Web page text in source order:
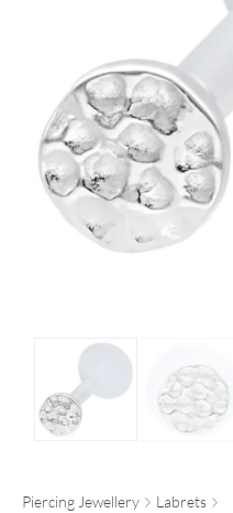
Piercing Jewellery
Labrets